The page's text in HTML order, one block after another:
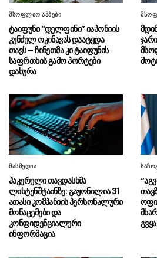
08.08 - 20:07
სასაზღვრო
მოადგილემ სანაპირო დაცვის
2008 წლის აგვისტოს ომში
მეზღვაურების ხსოვნას პატივი მიაგო
08.08 - 20:03
პოლიციელების ხსოვნას პატივი მიაგო
08.08 - 18:59აშშ-ის სენატმა ტოდ
გენერალური პროკურორის
დაამტკიცა
08.08 - 18:38
“მე და გია ბარამიძე
ვართ ნამყოფი სოხუმში და
კინაღამ ტყვედ აგვიყვანეს”
08.08 - 18:15“ამ ამორალური
დღის წესრიგით წლებია ოპოზიციის
მსოფლიო ამბები
ტაიფუნი “დელფინი” იაპონიის
კუნძულ ოკინავას დაატყდა
თავს – ჩინეთმა კი ტაიფუნის
საფრთხის გამო პორტები
დახურა
მასმედია
ჰაკერული თავდასხმა
ლიხტენშტაინზე: გაჟონილია 31
ათასი კომპანიის პერსონალური
მონაცემები და
კონფიდენციალური
ინფორმაცია